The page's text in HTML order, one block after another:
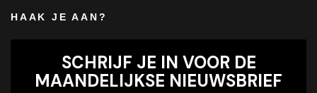
HAAK JE AAN?
SCHRIJF JE IN VOOR DE
MAANDELIJKSE NIEUWSBRIEF